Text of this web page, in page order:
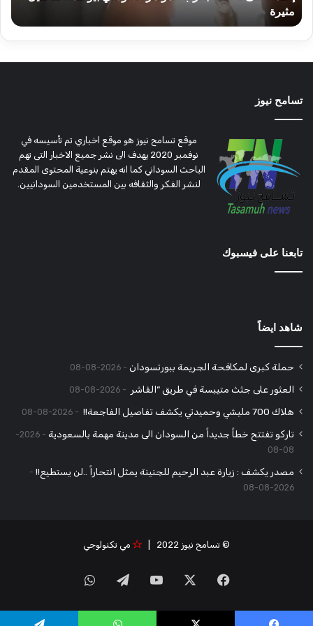
مثيرة
تسامح نيوز
موقع تسامح نيوز هو موقع اخباري تم تأسيسه في
نوفمبر 2020 يهدف الى نشر جميع الاخبار التى تهم
الباحث السوداني كما انه يهتم بنوعية المحتوى المقدم
لنشر الفكر والثقافه بين المستخدمين السودانيين.
تابعنا على فيسبوك
شاهد ايضاً
حملة كبرى لمكافحة الجريمة ببورتسودان 2026-08-08
العثور على جثث متيبسة في طريق “الفاشر 2026-08-08
هلاك 700 مليشي وحميدتي يكشف تفاصيل الفاجعة!! 2026-08-08
تاركو تفتتح خطاً جديداً من السودان الى مدينة مهمة بالسعودية
2026-
08-08
مصدر يكشف : زيارة عبد الرحيم للجنينة يمثل انتحاراً ..لن يستطيع!!
2026-08-08
© تسامح نيوز 2022 | مي تكنولوجي
فيسبوك ‫YouTubeتيلقرامواتساب